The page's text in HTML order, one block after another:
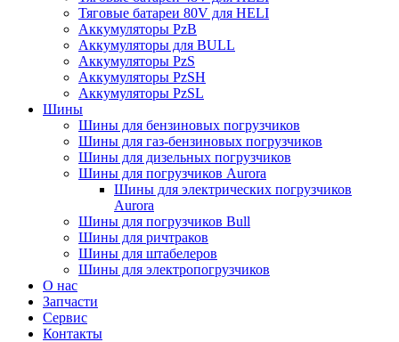
Тяговые батареи 80V для HELI
Аккумуляторы PzB
Аккумуляторы для BULL
Аккумуляторы PzS
Аккумуляторы PzSH
Аккумуляторы PzSL
Шины
Шины для бензиновых погрузчиков
Шины для газ-бензиновых погрузчиков
Шины для дизельных погрузчиков
Шины для погрузчиков Aurora
Шины для электрических погрузчиков
Aurora
Шины для погрузчиков Bull
Шины для ричтраков
Шины для штабелеров
Шины для электропогрузчиков
О нас
Запчасти
Сервис
Контакты